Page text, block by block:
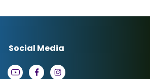
Social Media